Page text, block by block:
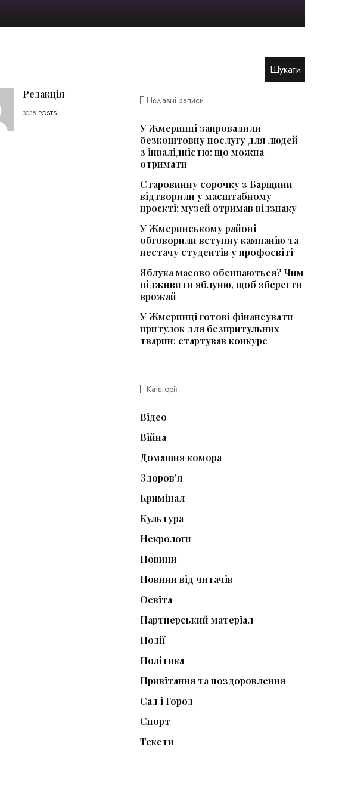
Редакція
3038 POSTS
Недавні записи
У Жмеринці запровадили
безкоштовну послугу для людей
з інвалідністю: що можна
отримати
Старовинну сорочку з Барщини
відтворили у масштабному
проєкті: музей отримав відзнаку
У Жмеринському районі
обговорили вступну кампанію та
нестачу студентів у профосвіті
Яблука масово обсипаються? Чим
підживити яблуню, щоб зберегти
врожай
У Жмеринці готові фінансувати
притулок для безпритульних
тварин: стартував конкурс
Категорії
Відео
Війна
Домашня комора
Здоров'я
Кримінал
Культура
Некрологи
Новини
Новини від читачів
Освіта
Партнерський матеріал
Події
Політика
Привітання та поздоровлення
Сад і Город
Спорт
Тексти